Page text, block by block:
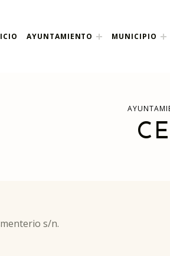
de
AYUNTAMIENTO MUNICIPIO
s/n.